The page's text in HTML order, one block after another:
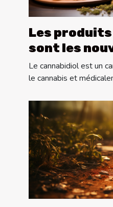
Les produits
sont les
tendances
Le cannabidiol est un
le cannabis et